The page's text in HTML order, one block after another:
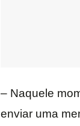
– Naquele
enviar uma